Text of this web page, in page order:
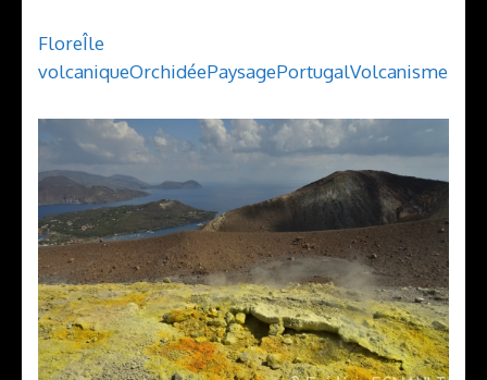
FloreÎle
volcaniqueOrchidéePaysagePortugalVolcanisme